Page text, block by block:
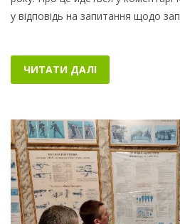
у відповідь на запитання щодо
ЧИТАТИ ДАЛІ